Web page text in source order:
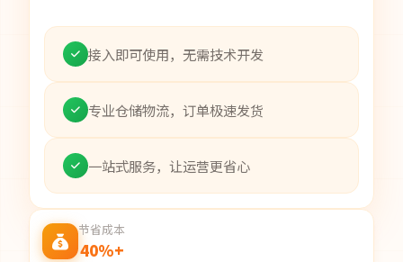
接入即可使用，无需技术开发
专业仓储物流，订单极速发货
一站式服务，让运营更省心
节省成本
40%+